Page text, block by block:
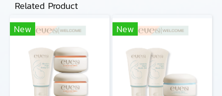
Related Product
New
New